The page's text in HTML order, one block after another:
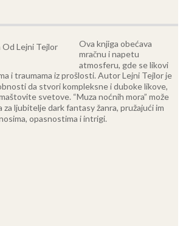
Ova knjiga obećava
mračnu i napetu
atmosferu, gde se likovi
i traumama iz prošlosti. Autor Lejni Tejlor je
da stvori kompleksne i duboke likove,
svetove. “Muza noćnih mora” može
ljubitelje dark fantasy žanra, pružajući im
opasnostima i intrigi.